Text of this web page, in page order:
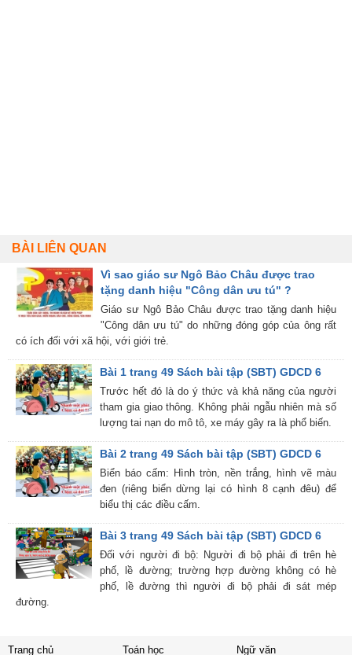
BÀI LIÊN QUAN
Vì sao giáo sư Ngô Bảo Châu được trao
tặng danh hiệu "Công dân ưu tú" ?
Giáo sư Ngô Bảo Châu được trao tặng danh hiệu
"Công dân ưu tú" do những đóng góp của ông rất
có ích đối với xã hội, với giới trẻ.
Bài 1 trang 49 Sách bài tập (SBT) GDCD 6
Trước hết đó là do ý thức và khả năng của người
tham gia giao thông. Không phải ngẫu nhiên mà số
lượng tai nạn do mô tô, xe máy gây ra là phổ biến.
Bài 2 trang 49 Sách bài tập (SBT) GDCD 6
Biển báo cấm: Hình tròn, nền trắng, hình vẽ màu
đen (riêng biển dừng lại có hình 8 cạnh đêu) để
biểu thị các điều cấm.
Bài 3 trang 49 Sách bài tập (SBT) GDCD 6
Đối với người đi bộ: Người đi bộ phải đi trên hè
phố, lề đường; trường hợp đường không có hè
phố, lề đường thì người đi bộ phải đi sát mép
đường.
Trang chủ Toán học Ngữ văn